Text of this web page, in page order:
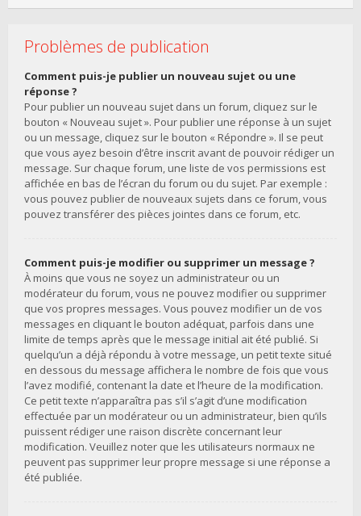
Problèmes de publication
Comment puis-je publier un nouveau sujet ou une
réponse ?
Pour publier un nouveau sujet dans un forum, cliquez sur le
bouton « Nouveau sujet ». Pour publier une réponse à un sujet
ou un message, cliquez sur le bouton « Répondre ». Il se peut
que vous ayez besoin d’être inscrit avant de pouvoir rédiger un
message. Sur chaque forum, une liste de vos permissions est
affichée en bas de l’écran du forum ou du sujet. Par exemple :
vous pouvez publier de nouveaux sujets dans ce forum, vous
pouvez transférer des pièces jointes dans ce forum, etc.
Comment puis-je modifier ou supprimer un message ?
À moins que vous ne soyez un administrateur ou un
modérateur du forum, vous ne pouvez modifier ou supprimer
que vos propres messages. Vous pouvez modifier un de vos
messages en cliquant le bouton adéquat, parfois dans une
limite de temps après que le message initial ait été publié. Si
quelqu’un a déjà répondu à votre message, un petit texte situé
en dessous du message affichera le nombre de fois que vous
l’avez modifié, contenant la date et l’heure de la modification.
Ce petit texte n’apparaîtra pas s’il s’agit d’une modification
effectuée par un modérateur ou un administrateur, bien qu’ils
puissent rédiger une raison discrète concernant leur
modification. Veuillez noter que les utilisateurs normaux ne
peuvent pas supprimer leur propre message si une réponse a
été publiée.